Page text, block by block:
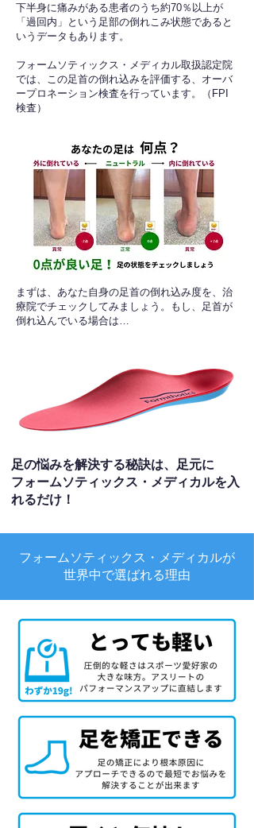
下半身に痛みがある患者のうち約70％以上が
「過回内」という足部の倒れこみ状態であると
いうデータもあります。
フォームソティックス・メディカル取扱認定院
では、この足首の倒れ込みを評価する、オーバ
ープロネーション検査を行っています。（FPI
検査）​
​まずは、あなた自身の足首の倒れ込み度を、治
療院でチェックしてみましょう。もし、足首が
倒れ込んでいる場合は…
足の悩みを解決する秘訣は、足元に
フォームソティックス・メディカルを入
れるだけ！
フォームソティックス・メディカルが
世界中で選ばれる理由